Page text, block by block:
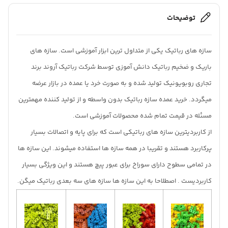
توضیحات
سازه های رباتیک یکی از متداول ترین ابزار آموزشی است. سازه های
باریک و ضخیم رباتیک دانش آموزی توسط شرکت رباتیک آروند برند
تجاری روبویونیک تولید شده و به صورت خرد یا عمده در بازار عرضه
میگردد. خرید عمده سازه رباتیک بدون واسطه و از تولید کننده مهمترین
مسئله در قیمت تمام شده محصولات آموزشی است.
از کاربردیترین سازه های رباتیکی است که برای پایه و اتصالات بسیار
پرکاربرد هستند و تقریبا در همه سازه ها استفاده میشوند. این سازه ها
در تمامی سطوح دارای سوراخ برای عبور پیچ هستند و این ویژگی بسیار
کاربردیست . اصطلاحا به این سازه ها سازه های سه بعدی رباتیک میگن.